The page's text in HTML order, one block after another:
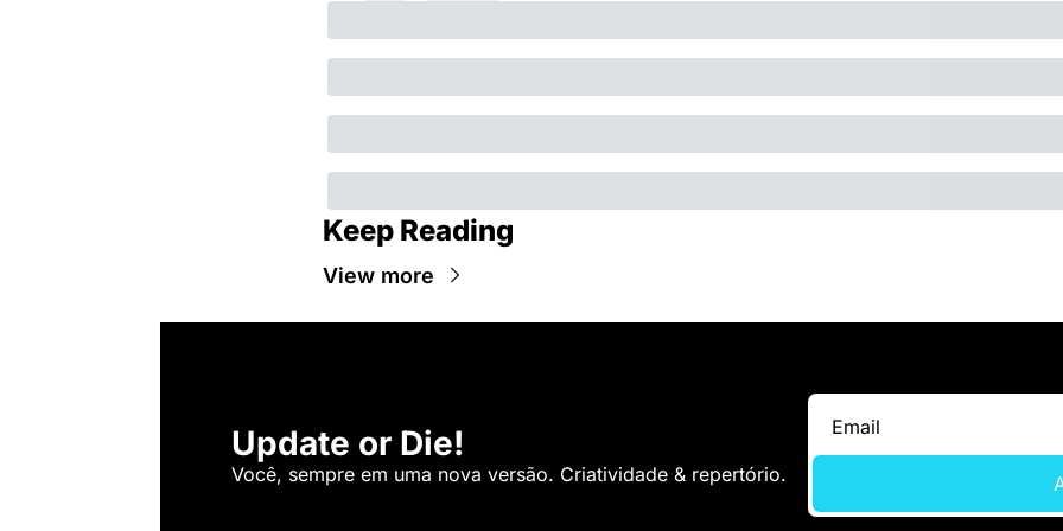
Keep Reading
View more
Update or Die!
Você, sempre em uma nova versão. Criatividade & repertório.